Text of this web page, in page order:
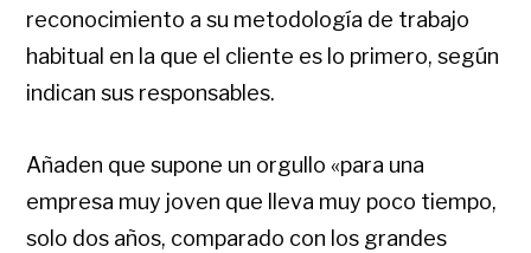
reconocimiento a su metodología de trabajo
habitual en la que el cliente es lo primero, según
indican sus responsables.
Añaden que supone un orgullo «para una
empresa muy joven que lleva muy poco tiempo,
solo dos años, comparado con los grandes